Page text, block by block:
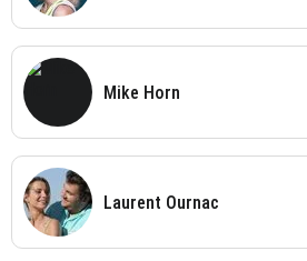
Mike Horn
Laurent Ournac